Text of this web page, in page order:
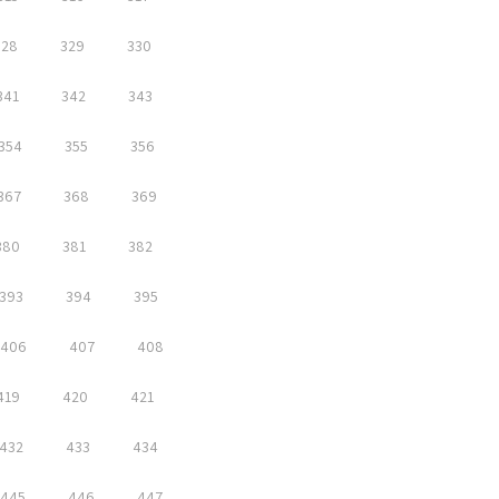
329 330
342 343
355 356
368 369
381 382
393 394 395
406 407 408
420 421
432 433 434